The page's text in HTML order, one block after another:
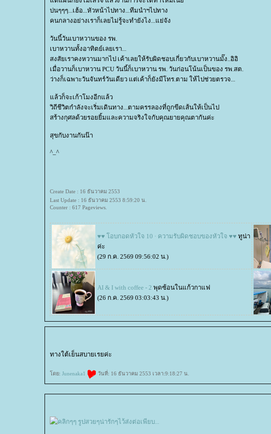
บ่นๆๆๆ...เฮ้อ...หัวหน้าไปทาง...ทีมนำฯไปทาง
คนกลางอย่างเราก็เลยไม่รู้จะทำยังไง...แย่จัง
วันนี้วันเบาหวานของ รพ.
เบาหวานทั้งอาทิตย์เลยเรา...
สงสัยเราคงหวานมากไป เค้าเลยให้รับผิดชอบเกี่ยวกับเบาหวานมั๊ง..อิอิ
เมื่อวานก็เบาหวาน PCU วันนี้ก็เบาหวาน รพ. วันก่อนโน้นเป็นของ รพ.สต.
ว่างก็เฉพาะวันจันทร์วันเดียว แต่เค้าก็ยังมีโทร.ตาม ให้ไปช่วยตรวจ...
ล้วก็จะเก้าโมงอีกแล้ว
วิถีชีวิตกำลังจะเริ่มเดินทาง...ตามครรลองที่ถูกขีดเส้นให้เป็นไป
สร้างกุศลด้วยรอยยิ้มและความจริงใจกับคุณยายคุณตากันค่ะ
สุขกับงานกันน๊า
^_^
Create Date : 16 ธันวาคม 2553
Last Update : 16 ธันวาคม 2553 8:59:20 น.
Counter : 617 Pageviews.
♥♥ โอบกอดหัวใจ 10 · ความรับผิดชอบของหัวใจ ♥♥ ทูน่า
ค่ะ
(29 ก.ค. 2569 09:56:02 น.)
AI & I with coffee - 2 พุดซ้อนในแก้วกาแฟ
(26 ก.ค. 2569 03:03:43 น.)
ทางใต้เย็นสบายเรยค่ะ
ดย: Junenaka1 วันที่: 16 ธันวาคม 2553 เวลา:9:18:27 น.